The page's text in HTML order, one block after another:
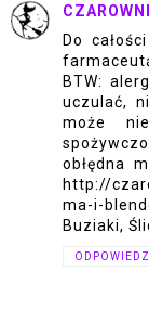
Do
BTW:
uczulać,
może
obłędna
http://
ma-i-
Buziaki,
ODPOWIEDZ